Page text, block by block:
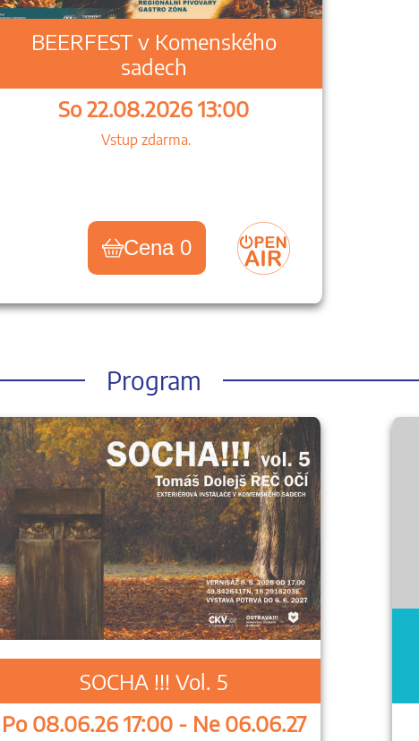
BEERFEST v Komenského
sadech
So 22.08.2026 13:00
Vstup zdarma.
Cena 0
Program
SOCHA !!! Vol. 5
Po 08.06.26 17:00 - Ne 06.06.27